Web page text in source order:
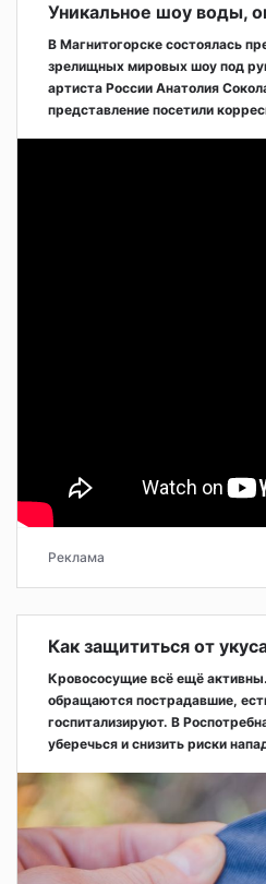
Уникальное шоу воды,
В Магнитогорске состоялась
зрелищных мировых шоу под
артиста России Анатолия
представление посетили
Реклама
Как защититься от
Кровососущие всё ещё
обращаются пострадавшие,
госпитализируют. В
уберечься и снизить риски